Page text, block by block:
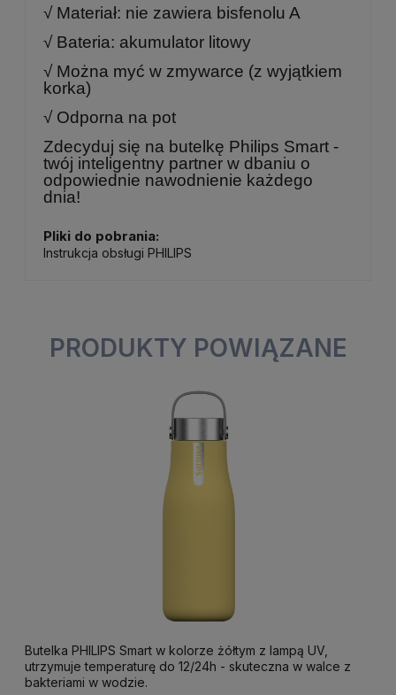
√ Materiał: nie zawiera bisfenolu A
√ Bateria: akumulator litowy
√ Można myć w zmywarce (z wyjątkiem
korka)
√ Odporna na pot
Zdecyduj się na butelkę Philips Smart -
twój inteligentny partner w dbaniu o
odpowiednie nawodnienie każdego
dnia!
Pliki do pobrania:
Instrukcja obsługi PHILIPS
PRODUKTY POWIĄZANE
Butelka PHILIPS Smart w kolorze żółtym z lampą UV,
utrzymuje temperaturę do 12/24h - skuteczna w walce z
bakteriami w wodzie.